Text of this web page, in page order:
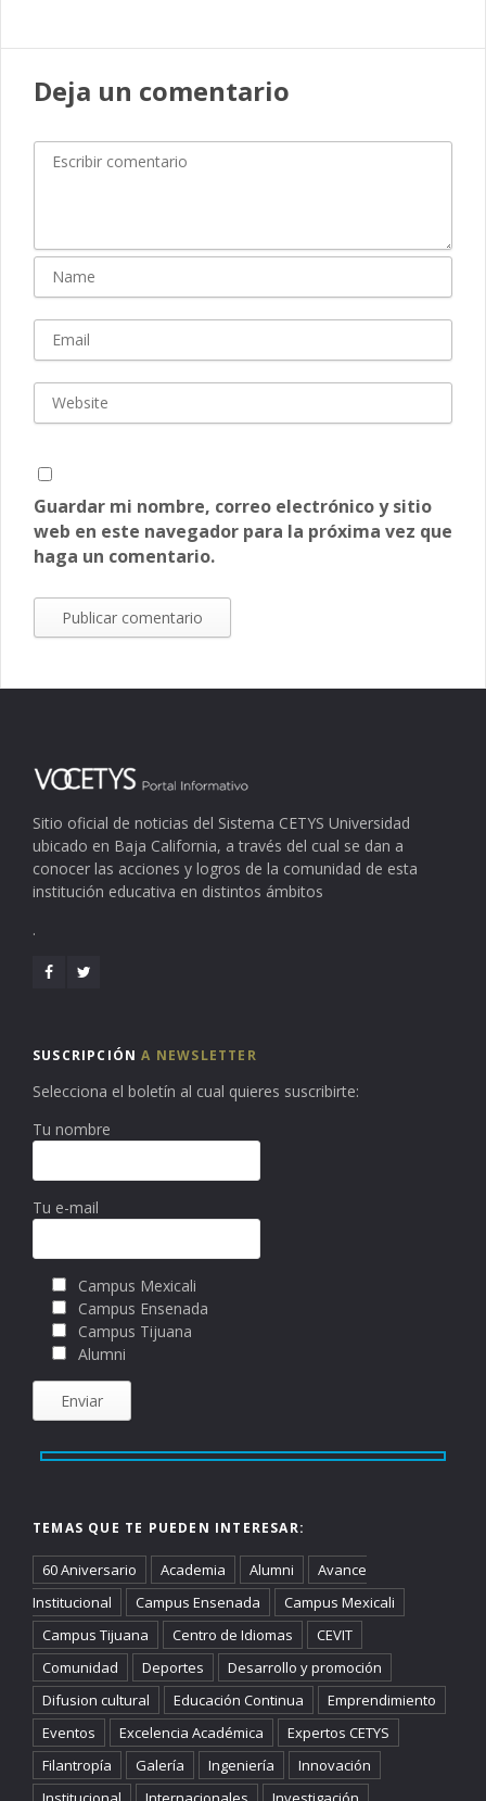
Deja un comentario
Guardar mi nombre, correo electrónico y sitio
web en este navegador para la próxima vez que
haga un comentario.
Sitio oficial de noticias del Sistema CETYS Universidad
ubicado en Baja California, a través del cual se dan a
conocer las acciones y logros de la comunidad de esta
institución educativa en distintos ámbitos
.
SUSCRIPCIÓNA NEWSLETTER
Selecciona el boletín al cual quieres suscribirte:
Tu nombre
Tu e-mail
Campus Mexicali
Campus Ensenada
Campus Tijuana
Alumni
TEMAS QUE TE PUEDEN INTERESAR:
60 Aniversario Academia Alumni
Avance
Institucional
Campus Ensenada
Campus Mexicali
Campus Tijuana
Centro de Idiomas
CEVIT
Comunidad
Deportes
Desarrollo y promoción
Difusion cultural
Educación Continua
Emprendimiento
Eventos
Excelencia Académica
Expertos CETYS
Filantropía
Galería Ingeniería
Innovación